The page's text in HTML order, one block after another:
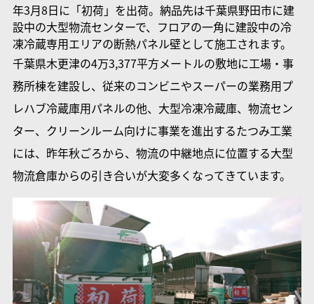
年3月8日に「初荷」を出荷。納品先は千葉県野田市に建
設中の大型物流センターで、フロアの一角に建設中の冷
凍冷蔵専用エリアの断熱パネル壁として施工されます。
千葉県木更津の4万3,377平方メートルの敷地に工場・事
務所棟を建設し、従来のコンビニやスーパーの業務用プ
レハブ冷蔵庫用パネルの他、大型冷凍冷蔵庫、物流セン
ター、クリーンルーム向けに事業を進出するたつみ工業
には、昨年秋ごろから、物流の中継地点に位置する大型
物流倉庫からの引き合いが大変多くなってきています。